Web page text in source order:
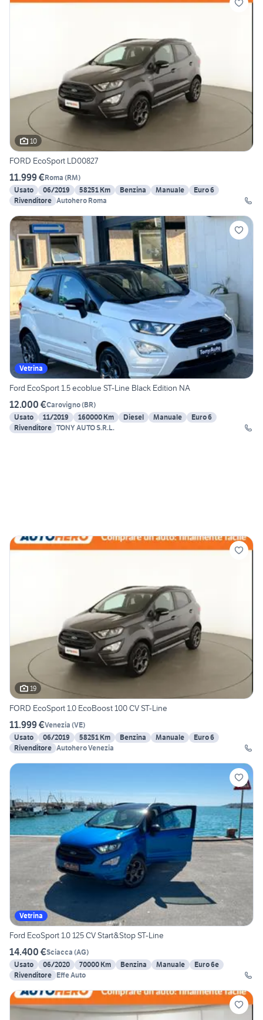
10
FORD EcoSport LD00827
11.999 €Roma (RM)
Usato
06/2019 58251 Km Benzina Manuale
Euro 6
Rivenditore Autohero Roma
Vetrina
Ford EcoSport 1.5 ecoblue ST-Line Black Edition NA
12.000 €Carovigno(BR)
Usato
11/2019 160000 Km Diesel Manuale
Euro 6
Rivenditore TONY AUTO S.R.L.
19
FORD EcoSport 1.0 EcoBoost 100 CV ST-Line
11.999 €Venezia (VE)
Usato
06/2019 58251 Km Benzina Manuale
Euro 6
Rivenditore Autohero Venezia
Vetrina
Ford EcoSport 1.0 125 CV Start&Stop ST-Line
14.400 €Sciacca (AG)
Usato
06/2020 70000 Km Benzina Manuale
Euro 6e
Rivenditore Effe Auto